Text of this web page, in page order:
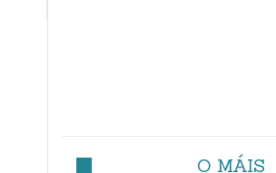
O MÁIS